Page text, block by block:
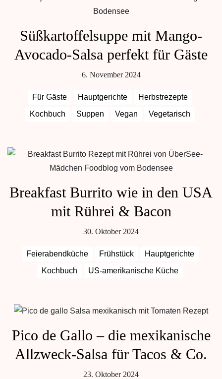
Süßkartoffelsuppe mit Mango-
Avocado-Salsa perfekt für Gäste
6. November 2024
Für Gäste Hauptgerichte
Herbstrezepte
Kochbuch
Suppen Vegan Vegetarisch
Breakfast Burrito wie in den USA
mit Rührei & Bacon
30. Oktober 2024
Feierabendküche Frühstück
Hauptgerichte
Kochbuch
US-amerikanische Küche
Pico de Gallo – die mexikanische
Allzweck-Salsa für Tacos & Co.
23. Oktober 2024